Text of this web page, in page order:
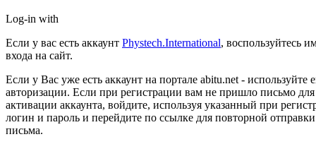
Log-in with
Если у вас есть аккаунт Phystech.International, воспользуйтесь
входа на сайт.
Если у Вас уже есть аккаунт на портале abitu.net - используйте
авторизации. Если при регистрации вам не пришло письмо для
активации аккаунта, войдите, используя указанный при
логин и пароль и перейдите по ссылке для повторной отправки
письма.